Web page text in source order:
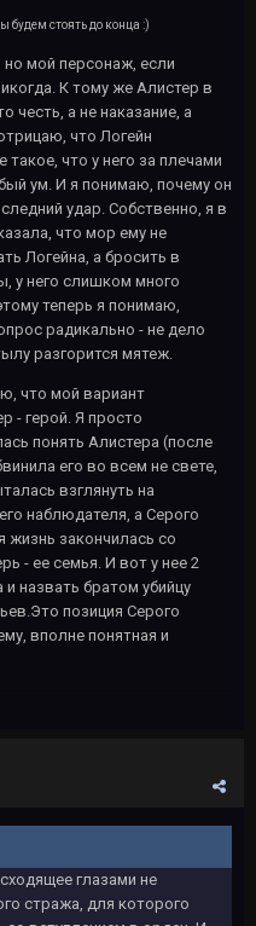
будем стоять до конца :)
но мой персонаж, если
К тому же Алистер в
честь, а не наказание, а
что Логейн
что у него за плечами
ум. И я понимаю, почему он
удар. Собственно, я в
что мор ему не
Логейна, а бросить в
у него слишком много
теперь я понимаю,
радикально - не дело
разгорится мятеж.
что мой вариант
- герой. Я просто
понять Алистера (после
его во всем не свете,
взглянуть на
наблюдателя, а Серого
закончилась со
- ее семья. И вот у нее 2
назвать братом убийцу
позиция Серого
вполне понятная и
глазами не
стража, для которого